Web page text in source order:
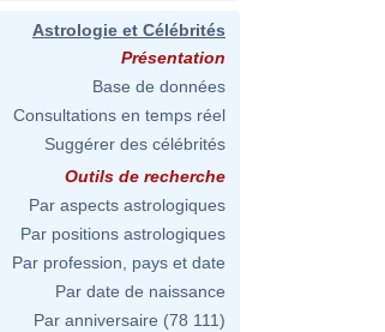
Astrologie et Célébrités
Présentation
Base de données
Consultations en temps réel
Suggérer des célébrités
Outils de recherche
Par aspects astrologiques
Par positions astrologiques
Par profession, pays et date
Par date de naissance
Par anniversaire (78 111)